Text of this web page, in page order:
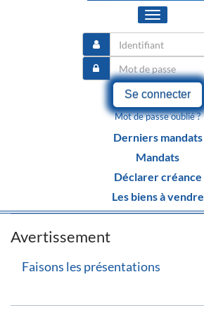
Toggle
navigation
Se connecter
Mot de passe oublié ?
Derniers mandats
Mandats
Déclarer créance
Les biens à vendre
Avertissement
Faisons les présentations